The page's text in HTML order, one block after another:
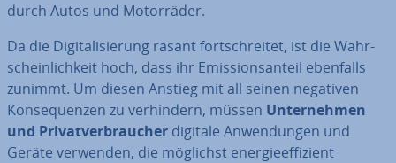
durch Autos und Mo­tor­rä­der.
Da die Di­gi­ta­li­sie­rung rasant fort­schrei­tet, ist die Wahr­
schein­lich­keit hoch, dass ihr Emis­si­ons­an­teil ebenfalls
zunimmt. Um diesen Anstieg mit all seinen negativen
Kon­se­quen­zen zu ver­hin­dern, müssen Un­ter­neh­men
und Pri­vat­ver­brau­cher digitale An­wen­dun­gen und
Geräte verwenden, die möglichst en­er­gie­ef­fi­zi­ent